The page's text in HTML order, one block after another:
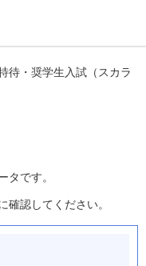
待・奨学生入試（スカラ
タです。
確認してください。